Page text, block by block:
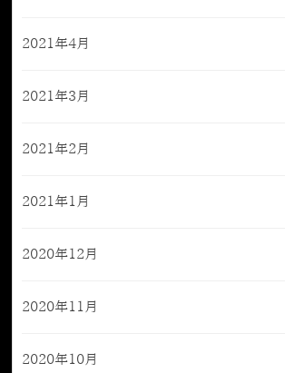
2021年4月
2021年3月
2021年2月
2021年1月
2020年12月
2020年11月
2020年10月